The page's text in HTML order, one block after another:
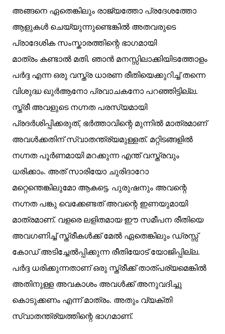
അങ്ങനെ ഏതെങ്കിലും രാജ്യത്തോ പ്രദേശത്തോ
ആളുകള്‍ ചെയ്യുന്നുണ്ടെങ്കില്‍ അതവരുടെ
പ്രാദേശിക സംസ്കാരത്തിന്റെ ഭാഗമായി
മാത്രം കണ്ടാല്‍ മതി. ഞാന്‍ മനസ്സിലാക്കിയിടത്തോളം
പര്‍ദ്ദ എന്ന ഒരു വസ്ത്ര ധാരണ രീതിയെക്കുറിച്ച് തന്നെ
വിശുദ്ധ ഖുര്‍ആനോ പ്രവാചകനോ പറഞ്ഞിട്ടില്ല.
സ്ത്രീ അവളുടെ നഗ്നത പരസ്യമായി
പ്രദര്‍ശിപ്പിക്കരുത്, ഭര്‍ത്താവിന്റെ മുന്നില്‍ മാത്രമാണ്
അവള്‍ക്കതിന് സ്വാതന്ത്ര്യമുള്ളത്. മറ്റിടങ്ങളില്‍
നഗ്നത പൂര്‍ണമായി മറക്കുന്ന എന്ത് വസ്ത്രവും
ധരിക്കാം. അത് സാരിയോ ചുരിദാറോ
മറ്റെന്തെങ്കിലുമോ ആകട്ടെ. പുരുഷനും അവന്റെ
നഗ്നത പങ്കു വെക്കേണ്ടത് അവന്റെ ഇണയുമായി
മാത്രമാണ്. വളരെ ലളിതമായ ഈ സമീപന രീതിയെ
അവഗണിച്ച് സ്ത്രീകള്‍ക്ക് മേല്‍ ഏതെങ്കിലും ഡ്രസ്സ്‌
കോഡ് അടിച്ചേല്‍പ്പിക്കുന്ന രീതിയോട് യോജിപ്പില്ല.
പര്‍ദ്ദ ധരിക്കുന്നതാണ് ഒരു സ്ത്രീക്ക് താത്പര്യമെങ്കില്‍
അതിനുള്ള അവകാശം അവള്‍ക്ക് അനുവദിച്ചു
കൊടുക്കണം എന്ന് മാത്രം. അതും വ്യക്തി
സ്വാതന്ത്ര്യത്തിന്റെ ഭാഗമാണ്.